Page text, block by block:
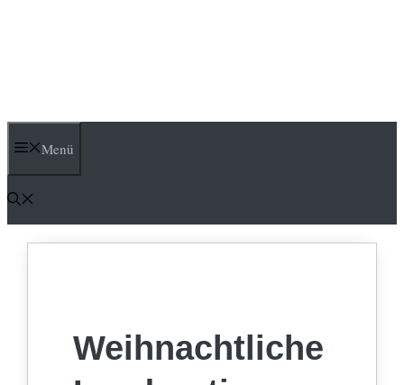
Menü
Weihnachtliche